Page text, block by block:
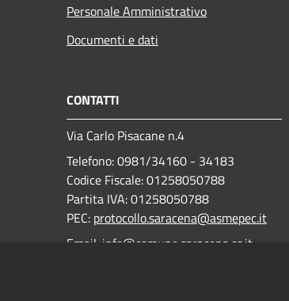
Personale Amministrativo
Documenti e dati
CONTATTI
Via Carlo Pisacane n.4
Telefono: 0981/34160 - 34183
Codice Fiscale: 01258050788
Partita IVA: 01258050788
PEC: protocollo.saracena@asmepec.it
Email: info@comune.saracena.cs.it